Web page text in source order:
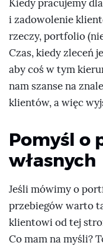
Kiedy pracujemy
i zadowolenie
rzeczy, portfolio
Czas, kiedy zleceń
aby coś w tym
nam szanse na
klientów, a więc
Pomyśl o
własnych
Jeśli mówimy o
przebiegów warto
klientowi od tej
Co mam na myśli?